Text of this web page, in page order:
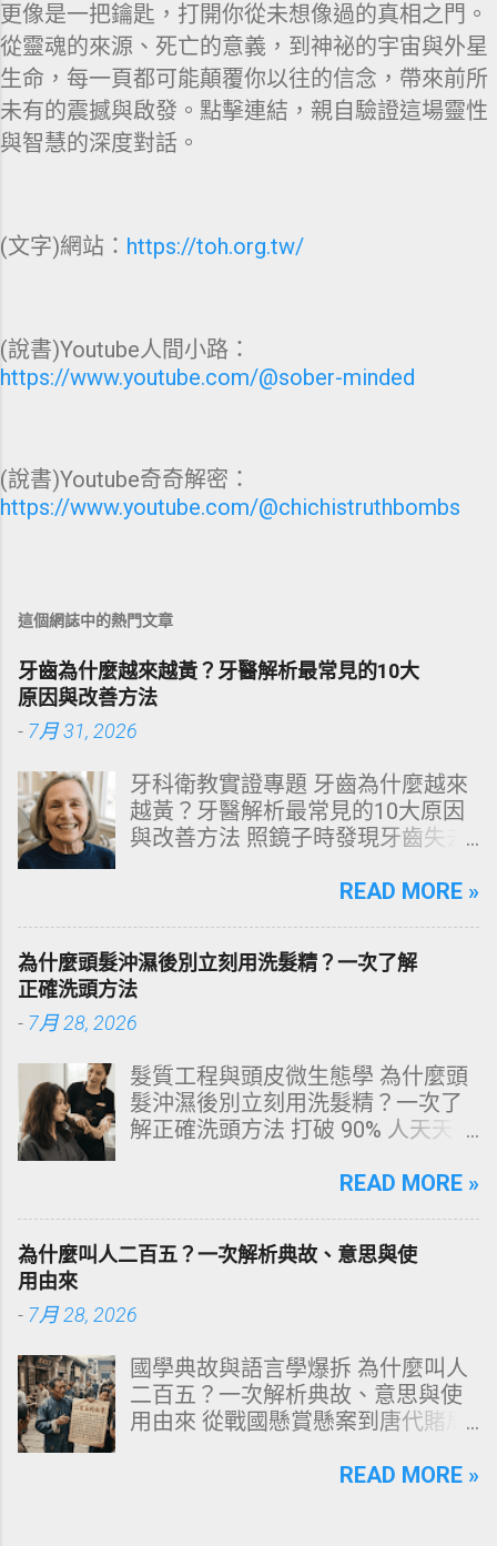
更像是一把鑰匙，打開你從未想像過的真相之門。
從靈魂的來源、死亡的意義，到神祕的宇宙與外星
生命，每一頁都可能顛覆你以往的信念，帶來前所
未有的震撼與啟發。點擊連結，親自驗證這場靈性
與智慧的深度對話。
(文字)網站： https://toh.org.tw/
(說書)Youtube人間小路：
https://www.youtube.com/@sober-minded
(說書)Youtube奇奇解密：
https://www.youtube.com/@chichistruthbombs
這個網誌中的熱門文章
牙齒為什麼越來越黃？牙醫解析最常見的10大
原因與改善方法
- 7月 31, 2026
牙科衛教實證專題 牙齒為什麼越來
越黃？牙醫解析最常見的10大原因
與改善方法 照鏡子時發現牙齒失去
文由專業牙科思維出發，深度剖析
源性染色成因，並提供精準有效的
改善與美白對策。 📋 文章快速導覽
目錄 一、 牙齒顏色的生物學本質：
琺瑯質與象牙質 二、 牙齒變黃的10
源性變色的自我檢視 四、 5大專業
牙醫美白療程評估與比較 五、 避坑
指南：破除3大網路美白偏方迷思
理策略 一、 牙齒顏色的生物學本
何泛黃，首先必須釐清牙齒的硬組
織構造。牙齒最外層是由高度鈣化
（Enamel，又稱牙釉質） ，而包裹
質（Dentin，又稱牙本質） 。 💡 生
理學核心觀念 健康自然的牙齒本來
就不是純白色。琺瑯質越半透明，
出來。當琺瑯質因磨損變薄、或是
READ MORE »
為什麼頭髮沖濕後別立刻用洗髮精？一次了解
正確洗頭方法
- 7月 28, 2026
髮質工程與頭皮微生態學 為什麼頭
髮沖濕後別立刻用洗髮精？一次了
解正確洗頭方法 打破 90% 人天天在
構化思維，拆解頭皮清潔的物理與
康髮質。 💡 理性思維考題：你是否
天天洗頭，頭皮卻依然半天就出
數人的頭皮問題，並不是洗髮精買
了」。當你蓮蓬頭剛淋濕頭髮，下
一秒就把濃縮洗髮精直接抹在頭皮
上時，你已經親手觸發了一連串破
過嚴密的邏輯分析，為你解構正確
READ MORE »
為什麼叫人二百五？一次解析典故、意思與使
用由來
- 7月 28, 2026
國學典故與語言學爆拆 為什麼叫人
二百五？一次解析典故、意思與使
用由來 從戰國懸賞懸案到唐代賭局
常用語。一次拆解歷史真相、心理
READ MORE »